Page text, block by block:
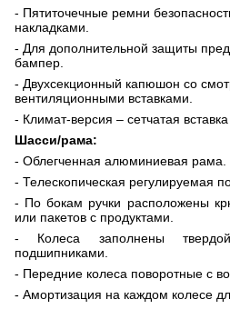
- Пятиточечные ремни
накладками.
- Для дополнительной защиты
бампер.
- Двухсекционный капюшон со
вентиляционными вставками.
- Климат-версия – сетчатая
Шасси/рама:
- Облегченная алюминиевая рама.
- Телескопическая регулируемая
- По бокам ручки расположены
или пакетов с продуктами.
- Колеса заполнены
подшипниками.
- Передние колеса поворотные с
- Амортизация на каждом колесе